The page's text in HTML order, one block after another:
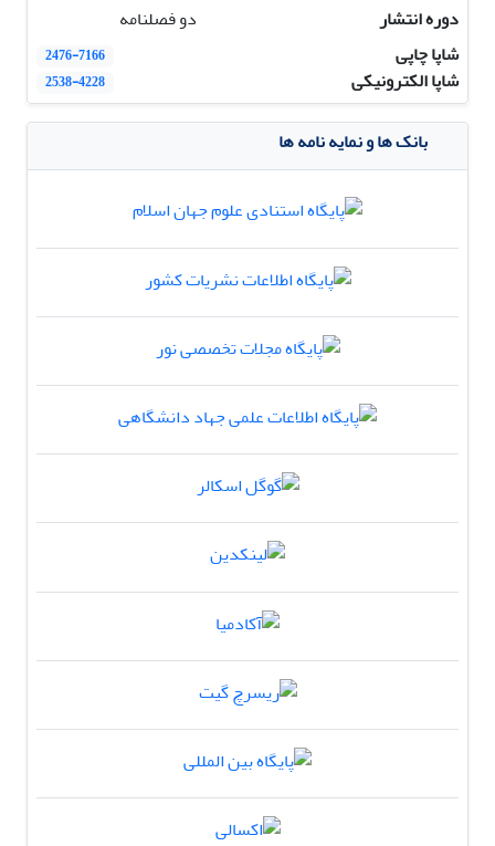
دوره انتشار
دو فصلنامه
شاپا چاپی
2476-7166
شاپا الکترونیکی 2538-4228
بانک ها و نمایه نامه ها